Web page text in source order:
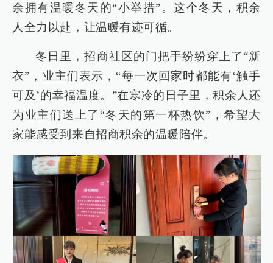
余拥有温暖冬天的“小举措”。这个冬天，积余
人全力以赴，让温暖有迹可循。
冬日里，招商社区的门把手纷纷穿上了“新
衣”，业主们表示，“每一次回家时都能有‘触手
可及’的幸福温度。”在寒冷的日子里，积余人还
为业主们送上了“冬天的第一杯热饮”，希望大
家能感受到来自招商积余的温暖陪伴。